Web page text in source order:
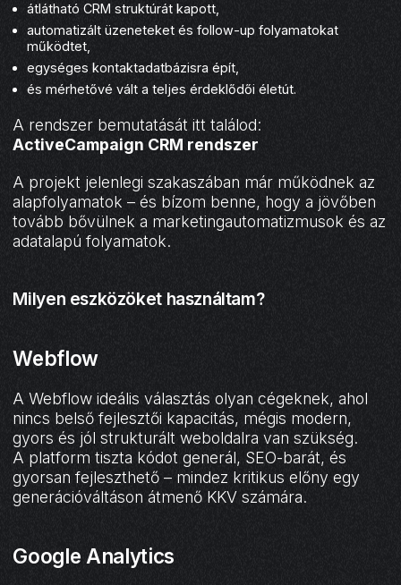
átlátható CRM struktúrát kapott,
automatizált üzeneteket és follow-up folyamatokat
működtet,
egységes kontaktadatbázisra épít,
és mérhetővé vált a teljes érdeklődői életút.
A rendszer bemutatását itt találod:
ActiveCampaign CRM rendszer
A projekt jelenlegi szakaszában már működnek az
alapfolyamatok – és bízom benne, hogy a jövőben
tovább bővülnek a marketingautomatizmusok és az
adatalapú folyamatok.
Milyen eszközöket használtam?
Webflow
A Webflow ideális választás olyan cégeknek, ahol
nincs belső fejlesztői kapacitás, mégis modern,
gyors és jól strukturált weboldalra van szükség.
A platform tiszta kódot generál, SEO-barát, és
gyorsan fejleszthető – mindez kritikus előny egy
generációváltáson átmenő KKV számára.
Google Analytics